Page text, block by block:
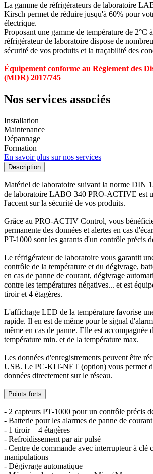
La gamme de réfrigérateurs de laboratoire
Kirsch permet de réduire jusqu'à 60% pour
électrique.
Proposant une gamme de température de 2°C
réfrigérateur de laboratoire dispose de
sécurité de vos produits et la traçabilité des
Équipement conforme au Règlement des
(MDR) 2017/745
Nos services associés
Installation
Maintenance
Dépannage
Formation
En savoir plus sur nos services
Description
Matériel de laboratoire suivant la norme DIN
de laboratoire LABO 340 PRO-ACTIVE est
l'accent sur la sécurité de vos produits.
Grâce au PRO-ACTIV Control, vous
permanente des données et alertes en cas
PT-1000 sont les garants d'un contrôle précis
Le réfrigérateur de laboratoire vous garantit
contrôle de la température et du dégivrage,
en cas de panne de courant, dégivrage
contre les températures négatives... et est
tiroir et 4 étagères.
L'affichage LED de la température favorise
rapide. Il en est de même pour le signal
même en cas de panne. Elle est accompagnée
température min. et de la température max.
Les données d'enregistrements peuvent être
USB. Le PC-KIT-NET (option) vous permet
données directement sur le réseau.
Points forts
- 2 capteurs PT-1000 pour un contrôle précis
- Batterie pour les alarmes de panne de courant
- 1 tiroir + 4 étagères
- Refroidissement par air pulsé
- Centre de commande avec interrupteur à clé
manipulations
- Dégivrage automatique